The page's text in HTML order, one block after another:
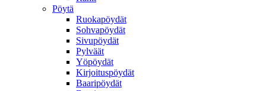
Pöytä
Ruokapöydät
Sohvapöydät
Sivupöydät
Pylväät
Yöpöydät
Kirjoituspöydät
Baaripöydät